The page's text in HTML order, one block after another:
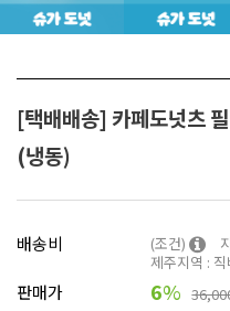
[택배배송] 카페도넛츠
(냉동)
배송비 (조건)
제주지역 :
판매가 6%